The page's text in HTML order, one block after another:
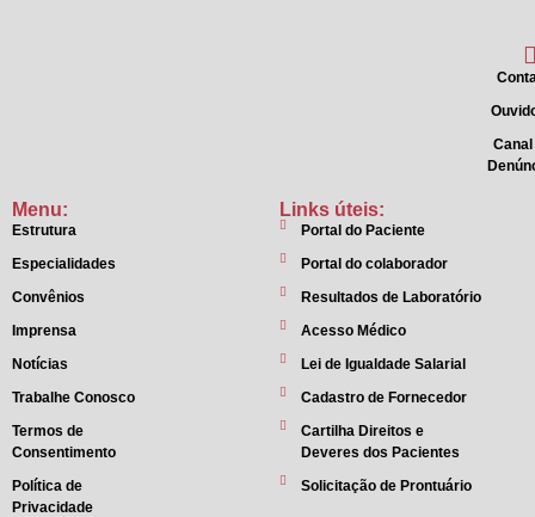
Canal
Menu:
Estrutura
Especialidades
Convênios
Imprensa
Notícias
Trabalhe Conosco
Termos de
Consentimento
Política de
Privacidade
Links úteis:
Portal do Paciente
Portal do colaborador
Resultados de Laboratório
Acesso Médico
Lei de Igualdade Salarial
Cadastro de Fornecedor
Cartilha Direitos e
Deveres dos Pacientes
Solicitação de Prontuário